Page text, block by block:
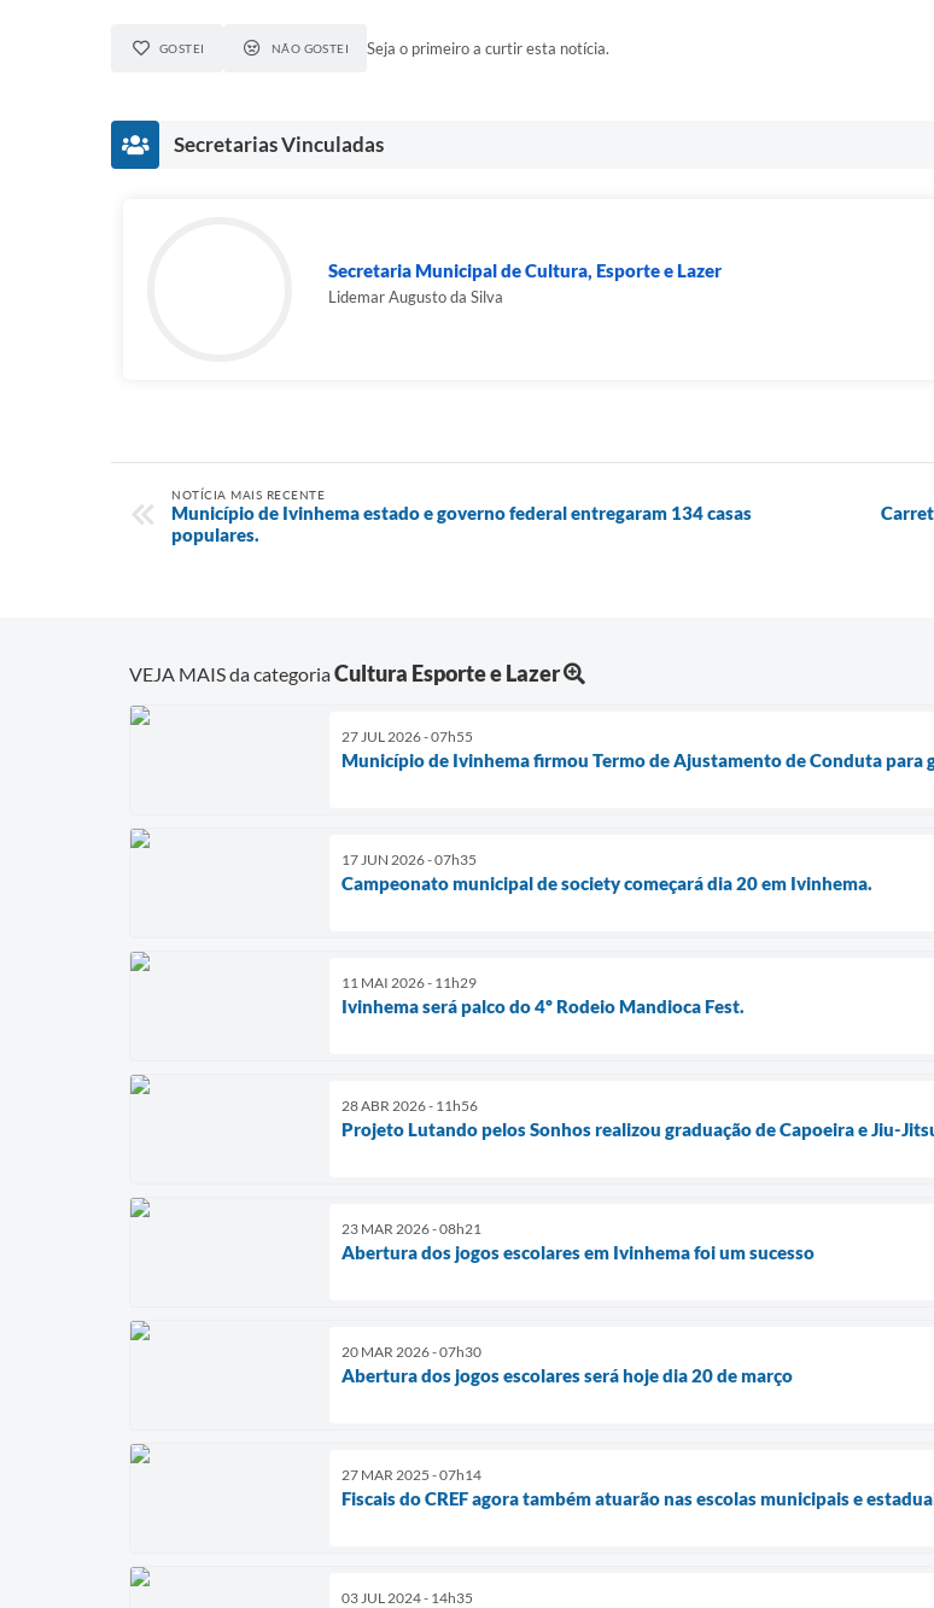
GOSTEI NÃO GOSTEI Seja o primeiro a curtir esta notícia.
Secretarias Vinculadas
Secretaria Municipal de Cultura, Esporte e Lazer
Lidemar Augusto da Silva
NOTÍCIA MAIS RECENTE
Município de Ivinhema estado e governo federal entregaram 134 casas
populares.
VEJA MAIS da categoriaCultura Esporte e Lazer
27 JUL 2026 - 07h55
Município de Ivinhema firmou Termo de Ajustamento de Conduta para
17 JUN 2026 - 07h35
Campeonato municipal de society começará dia 20 em Ivinhema.
11 MAI 2026 - 11h29
Ivinhema será palco do 4º Rodeio Mandioca Fest.
28 ABR 2026 - 11h56
Projeto Lutando pelos Sonhos realizou graduação de Capoeira e Jiu-
23 MAR 2026 - 08h21
Abertura dos jogos escolares em Ivinhema foi um sucesso
20 MAR 2026 - 07h30
Abertura dos jogos escolares será hoje dia 20 de março
27 MAR 2025 - 07h14
Fiscais do CREF agora também atuarão nas escolas municipais e
03 JUL 2024 - 14h35